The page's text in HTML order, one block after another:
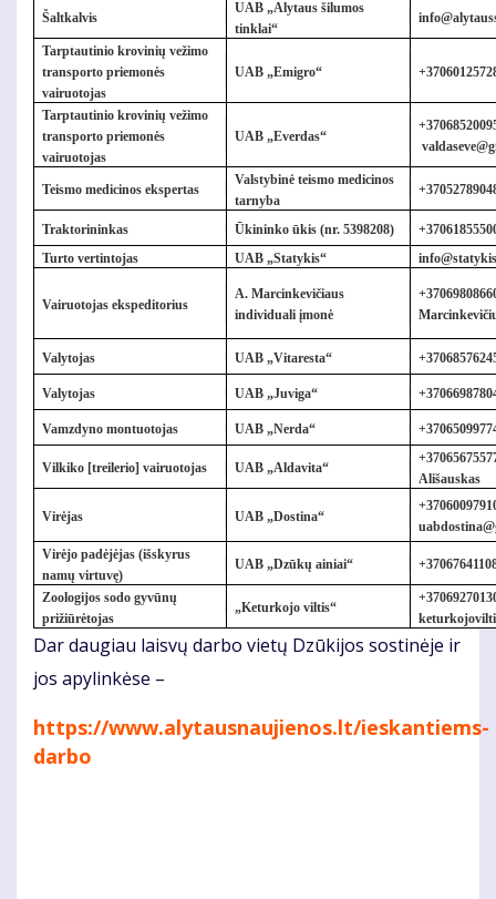
Šaltkalvis
UAB „Alytaus šilumos
tinklai“
Tarptautinio krovinių vežimo
transporto priemonės
vairuotojas
UAB „Emigro“
Tarptautinio krovinių vežimo
transporto priemonės
vairuotojas
UAB „Everdas“
Teismo medicinos ekspertas
Valstybinė teismo medicinos
tarnyba
Traktorininkas Ūkininko ūkis (nr. 5398208)
Turto vertintojas
UAB „Statykis“
Vairuotojas ekspeditorius
A. Marcinkevičiaus
individuali įmonė
Valytojas UAB „Vitaresta“
Valytojas UAB „Juviga“
Vamzdyno montuotojas UAB „Nerda“ +
Vilkiko [treilerio] vairuotojas UAB „Aldavita“
Ališauskas
Virėjas UAB „Dostina“
+
Virėjo padėjėjas (išskyrus
namų virtuvę)
UAB „Dzūkų ainiai“
Zoologijos sodo gyvūnų
prižiūrėtojas
„Keturkojo viltis“
Dar daugiau laisvų darbo vietų Dzūkijos sostinėje ir
jos apylinkėse –
https://www.alytausnaujienos.lt/ieskantiems-
darbo